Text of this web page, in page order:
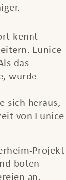
kennt
Eunice
das
wurde
sich heraus,
von Eunice
Projekt
boten
an.